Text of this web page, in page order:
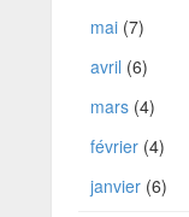
mai(7)
avril (6)
mars(4)
février(4)
janvier(6)